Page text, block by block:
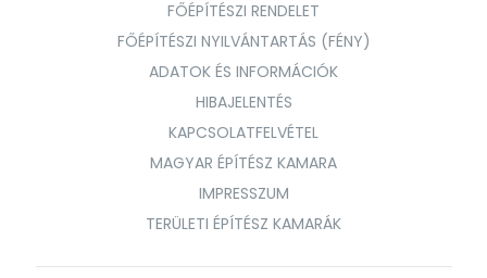
FŐÉPÍTÉSZI RENDELET
FŐÉPÍTÉSZI NYILVÁNTARTÁS (FÉNY)
ADATOK ÉS INFORMÁCIÓK
HIBAJELENTÉS
KAPCSOLATFELVÉTEL
MAGYAR ÉPÍTÉSZ KAMARA
IMPRESSZUM
TERÜLETI ÉPÍTÉSZ KAMARÁK